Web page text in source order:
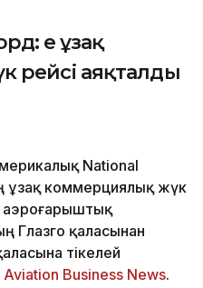
ең ұзақ
рейсі аяқталды
National
ұзақ коммерциялық жүк
аэроғарыштық
Глазго қаласынан
тікелей
Aviation Business News.